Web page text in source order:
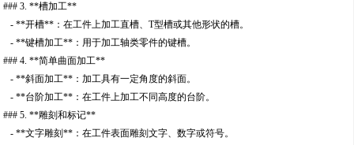
### 3. **槽加工**
- **开槽**：在工件上加工直槽、T型槽或其他形状的槽。
- **键槽加工**：用于加工轴类零件的键槽。
### 4. **简单曲面加工**
- **斜面加工**：加工具有一定角度的斜面。
- **台阶加工**：在工件上加工不同高度的台阶。
### 5. **雕刻和标记**
- **文字雕刻**：在工件表面雕刻文字、数字或符号。